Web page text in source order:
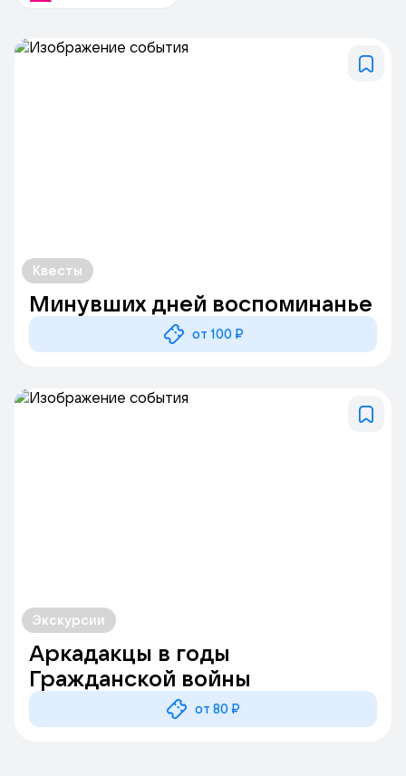
Квесты
Минувших дней воспоминанье
от 100 ₽
Экскурсии
Аркадакцы в годы
Гражданской войны
от 80 ₽